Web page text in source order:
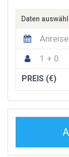
Daten
Anreise
1 + 0
PREIS (€)